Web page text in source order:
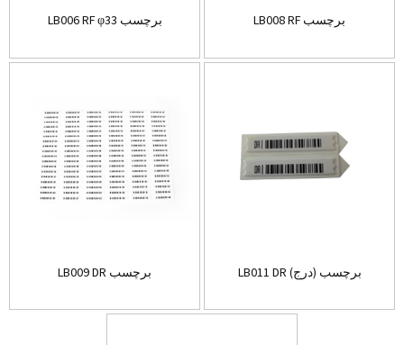
LB006 RF φ33 برچسب LB008 RF برچسب
LB009 DR برچسب LB011 DR برچسب (درج)